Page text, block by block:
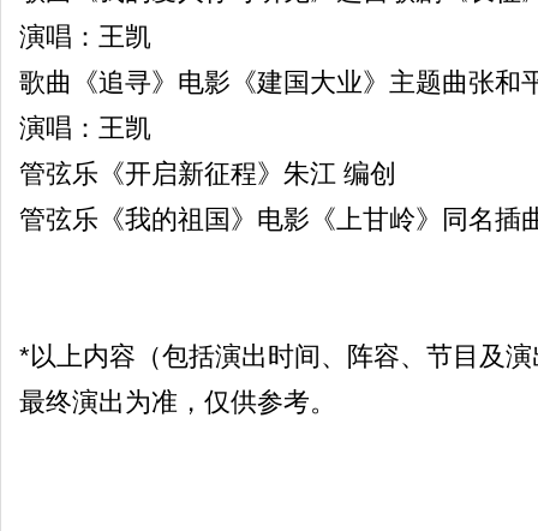
演唱：王凯
歌曲《追寻》电影《建国大业》主题曲张和
演唱：王凯
管弦乐《开启新征程》朱江 编创
管弦乐《我的祖国》电影《上甘岭》同名插
*以上内容（包括演出时间、阵容、节目及
最终演出为准，仅供参考。